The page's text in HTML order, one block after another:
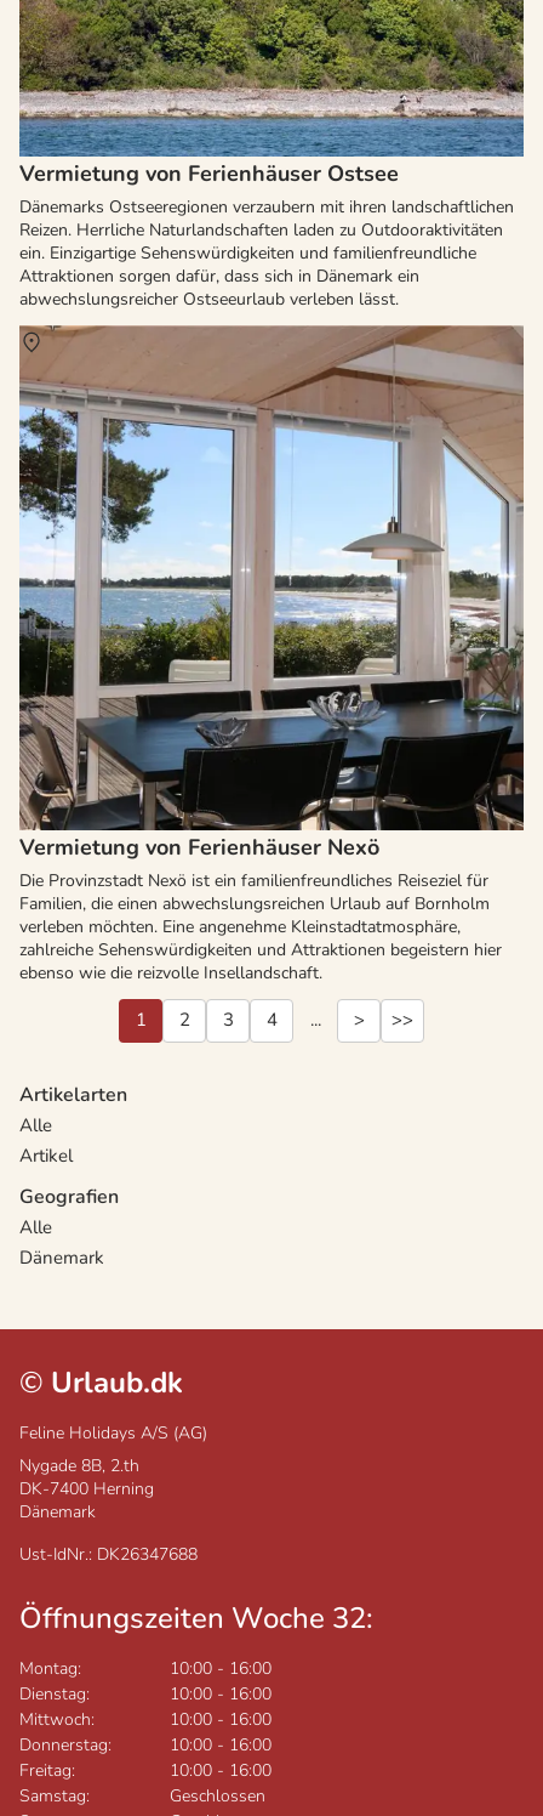
Vermietung von Ferienhäuser Ostsee
Dänemarks Ostseeregionen verzaubern mit ihren landschaftlichen
Reizen. Herrliche Naturlandschaften laden zu Outdooraktivitäten
ein. Einzigartige Sehenswürdigkeiten und familienfreundliche
Attraktionen sorgen dafür, dass sich in Dänemark ein
abwechslungsreicher Ostseeurlaub verleben lässt.
Vermietung von Ferienhäuser Nexö
Die Provinzstadt Nexö ist ein familienfreundliches Reiseziel für
Familien, die einen abwechslungsreichen Urlaub auf Bornholm
verleben möchten. Eine angenehme Kleinstadtatmosphäre,
zahlreiche Sehenswürdigkeiten und Attraktionen begeistern hier
ebenso wie die reizvolle Insellandschaft.
ÜberNexö
1 2 3 4 ... > >>
Artikelarten
Alle
Artikel
Geografien
Alle
Dänemark
© Urlaub.dk
Feline Holidays A/S (AG)
Nygade 8B, 2.th
DK-7400 Herning
Dänemark
Ust-IdNr.: DK26347688
Öffnungszeiten Woche 32:
Montag: 10:00 - 16:00
Dienstag:
10:00 - 16:00
Mittwoch:
10:00 - 16:00
Donnerstag:
10:00 - 16:00
Freitag:
10:00 - 16:00
Samstag:
Geschlossen